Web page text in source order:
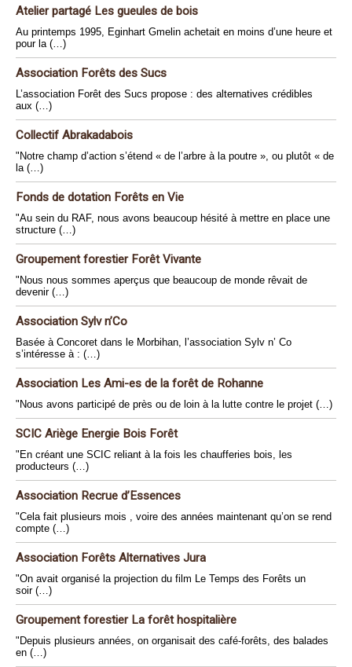
Atelier partagé Les gueules de bois
Au printemps 1995, Eginhart Gmelin achetait en moins d’une heure et
pour la (…)
Association Forêts des Sucs
L’association Forêt des Sucs propose : des alternatives crédibles
aux (…)
Collectif Abrakadabois
"Notre champ d’action s’étend « de l’arbre à la poutre », ou plutôt « de
la (…)
Fonds de dotation Forêts en Vie
"Au sein du RAF, nous avons beaucoup hésité à mettre en place une
structure (…)
Groupement forestier Forêt Vivante
"Nous nous sommes aperçus que beaucoup de monde rêvait de
devenir (…)
Association Sylv n’Co
Basée à Concoret dans le Morbihan, l’association Sylv n’ Co
s’intéresse à : (…)
Association Les Ami-es de la forêt de Rohanne
"Nous avons participé de près ou de loin à la lutte contre le projet (…)
SCIC Ariège Energie Bois Forêt
"En créant une SCIC reliant à la fois les chaufferies bois, les
producteurs (…)
Association Recrue d’Essences
"Cela fait plusieurs mois , voire des années maintenant qu’on se rend
compte (…)
Association Forêts Alternatives Jura
"On avait organisé la projection du film Le Temps des Forêts un
soir (…)
Groupement forestier La forêt hospitalière
"Depuis plusieurs années, on organisait des café-forêts, des balades
en (…)